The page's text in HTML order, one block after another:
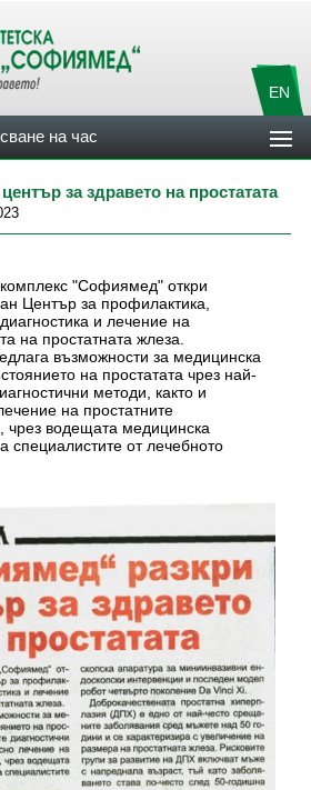
EN
на час
за здравето на простатата
"Софиямед" откри
Център за профилактика,
и лечение на
на простатната жлеза.
възможности за медицинска
на простатата чрез най-
методи, както и
на простатните
чрез водещата медицинска
специалистите от лечебното